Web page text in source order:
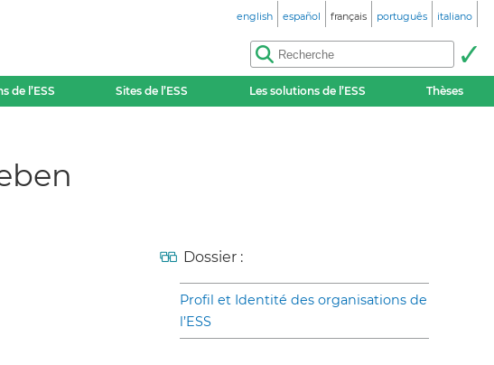
english español français português italiano
de l’ESS Sites de l’ESS Les solutions de l’ESS Thèses
Dossier :
Profil et Identité des organisations de
l’ESS